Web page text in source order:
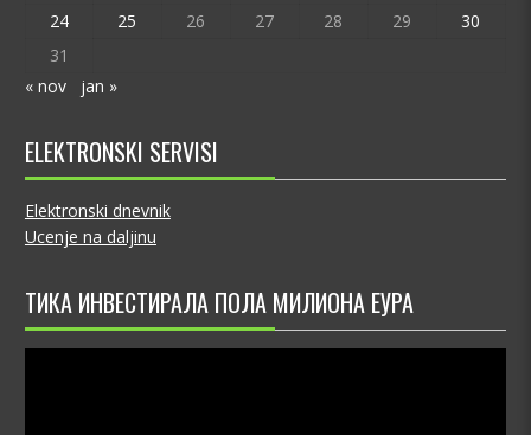
24
25 26 27 28 29
30
31
« nov
jan »
ELEKTRONSKI SERVISI
Elektronski dnevnik
Ucenje na daljinu
ТИКА ИНВЕСТИРАЛА ПОЛА МИЛИОНА ЕУРА